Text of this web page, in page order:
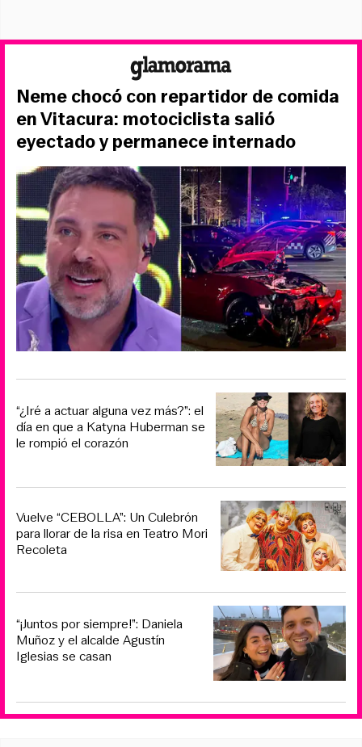
Neme chocó con repartidor de comida
en Vitacura: motociclista salió
eyectado y permanece internado
“¿Iré a actuar alguna vez más?”: el
día en que a Katyna Huberman se
le rompió el corazón
Vuelve “CEBOLLA”: Un Culebrón
para llorar de la risa en Teatro Mori
Recoleta
“¡Juntos por siempre!”: Daniela
Muñoz y el alcalde Agustín
Iglesias se casan